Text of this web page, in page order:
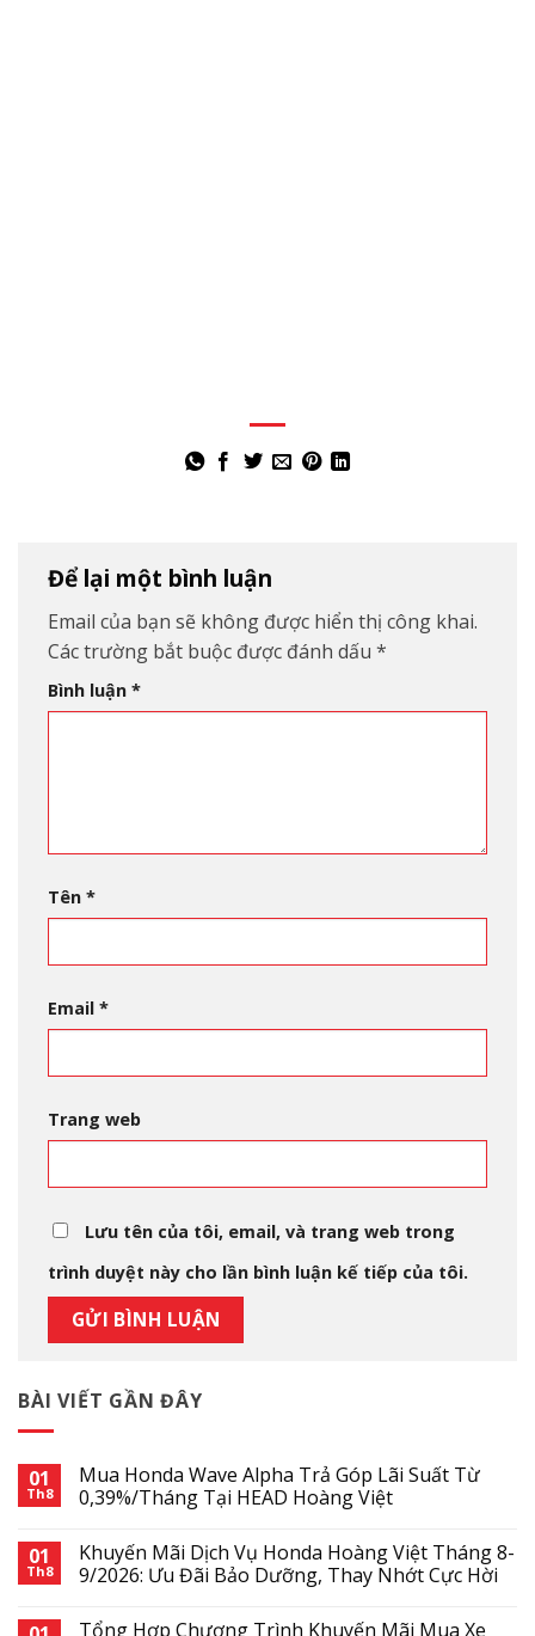
BÀI VIẾT GẦN ĐÂY
01
Th8
Mua Honda Wave Alpha Trả Góp Lãi Suất Từ
0,39%/Tháng Tại HEAD Hoàng Việt
01
Th8
Khuyến Mãi Dịch Vụ Honda Hoàng Việt Tháng 8-
9/2026: Ưu Đãi Bảo Dưỡng, Thay Nhớt Cực Hời
Tổng Hợp Chương Trình Khuyến Mãi Mua Xe
Để lại một bình luận
Email của bạn sẽ không được hiển thị công khai.
Các trường bắt buộc được đánh dấu *
Bình luận *
Tên *
Email *
Trang web
Lưu tên của tôi, email, và trang web trong
trình duyệt này cho lần bình luận kế tiếp của tôi.